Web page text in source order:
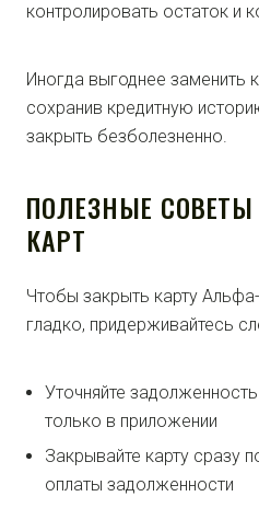
контролировать остаток и
Иногда выгоднее заменить
сохранив кредитную
закрыть безболезненно.
ПОЛЕЗНЫЕ
КАРТ
Чтобы закрыть карту
гладко, придерживайтесь
Уточняйте
только в приложении
Закрывайте карту сразу
оплаты задолженности